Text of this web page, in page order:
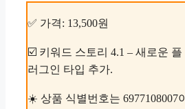
✅ 가격: 13,500원
☑️ 키워드 스토리 4.1 – 새로운 플
러그인 타입 추가.
☀️ 상품 식별번호는 6977108007이